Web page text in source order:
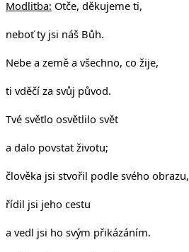
Modlitba: Otče, děkujeme ti,
neboť ty jsi náš Bůh.
Nebe a země a všechno, co žije,
ti vděčí za svůj původ.
Tvé světlo osvětlilo svět
a dalo povstat životu;
člověka jsi stvořil podle svého obrazu,
řídil jsi jeho cestu
a vedl jsi ho svým přikázáním.